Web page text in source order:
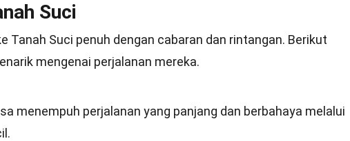
Suci
Tanah Suci penuh dengan cabaran dan rintangan. Berikut
mengenai perjalanan mereka.
menempuh perjalanan yang panjang dan berbahaya melalui